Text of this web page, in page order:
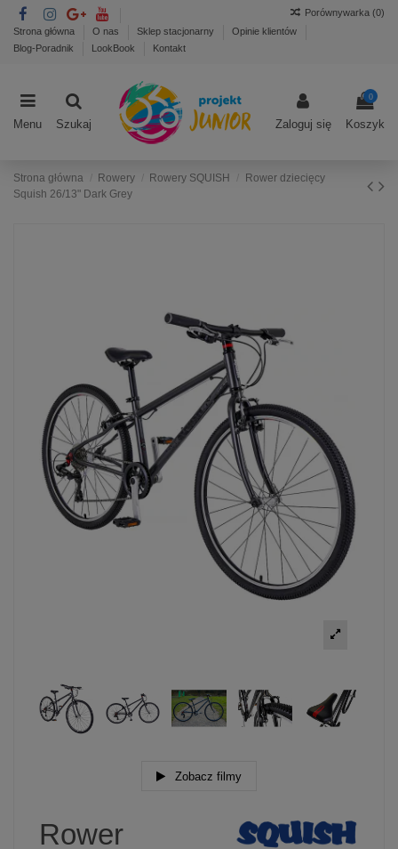
Strona główna O nas Sklep stacjonarny
Opinie klientów
Blog-Poradnik
LookBook Kontakt
Porównywarka (0)
Menu Szukaj Zaloguj się
0
Koszyk
Strona główna Rowery Rowery SQUISH
Rower dziecięcy
Squish 26/13" Dark Grey
Zobacz filmy
Rower